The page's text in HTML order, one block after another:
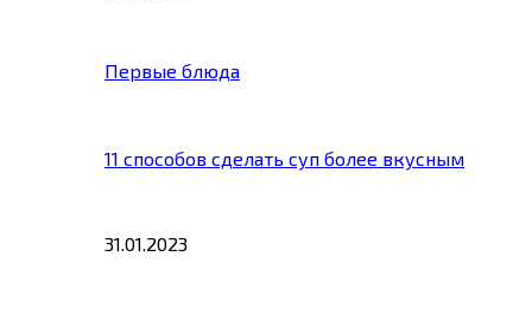
Первые блюда
11 способов сделать суп более вкусным
31.01.2023